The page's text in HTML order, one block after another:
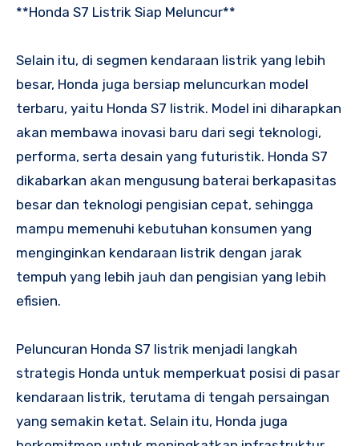
**Honda S7 Listrik Siap Meluncur**
Selain itu, di segmen kendaraan listrik yang lebih
besar, Honda juga bersiap meluncurkan model
terbaru, yaitu Honda S7 listrik. Model ini diharapkan
akan membawa inovasi baru dari segi teknologi,
performa, serta desain yang futuristik. Honda S7
dikabarkan akan mengusung baterai berkapasitas
besar dan teknologi pengisian cepat, sehingga
mampu memenuhi kebutuhan konsumen yang
menginginkan kendaraan listrik dengan jarak
tempuh yang lebih jauh dan pengisian yang lebih
efisien.
Peluncuran Honda S7 listrik menjadi langkah
strategis Honda untuk memperkuat posisi di pasar
kendaraan listrik, terutama di tengah persaingan
yang semakin ketat. Selain itu, Honda juga